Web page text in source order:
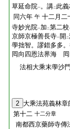
草延命院一。講二 此
同六年 午 十二月二
寺妙光院一加 二第二校
京師京極善長寺一開 二
學拙智。謬錯多多
囘向四恩法界海 囘
法相大乘末學沙
2 大乘法苑義林章
第十二 十二分章
南都西京藥師寺傳